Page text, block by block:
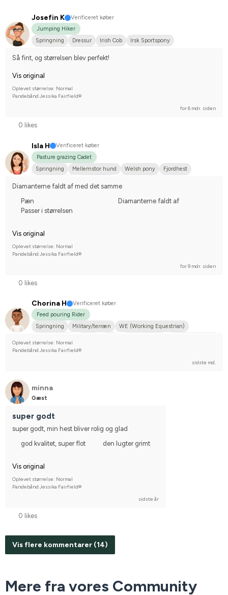
Josefin K
Verificeret køber
Jumping Hiker
Springning
Dressur Irish Cob
Irsk Sportspony
Så fint, og størrelsen blev perfekt!
Vis original
Oplevet størrelse: Normal
Pandebånd Jessika Fairfield®
for 6 mdr. siden
0 likes
Isla H
Verificeret køber
Pasture grazing Cadet
Springning
Mellemstor hund Welsh pony
Fjordhest
Diamanterne faldt af med det samme
Pæn
Passer i størrelsen
Diamanterne faldt af
Vis original
Oplevet størrelse: Normal
Pandebånd Jessika Fairfield®
for 9 mdr. siden
0 likes
Chorina H
Verificeret køber
Feed pouring Rider
Springning
Military/terræn
WE (Working Equestrian)
Varmblodstraver
Oplevet størrelse: Normal
Pandebånd Jessika Fairfield®
sidste md.
minna
Gæst
super godt
super godt, min hest bliver rolig og glad
god kvalitet, super flot
den lugter grimt
Vis original
Oplevet størrelse: Normal
Pandebånd Jessika Fairfield®
sidste år
0 likes
Vis flere kommentarer (14)
Mere fra vores Community